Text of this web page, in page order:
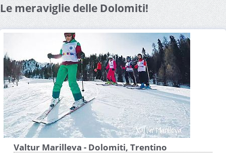
Le meraviglie delle Dolomiti!
Valtur Marilleva - Dolomiti, Trentino